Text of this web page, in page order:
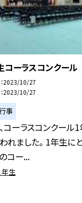
コーラスコンクール
2023/10/27
2023/10/27
事
コーラスコンクール
れました。 1年生に
コー...
年生